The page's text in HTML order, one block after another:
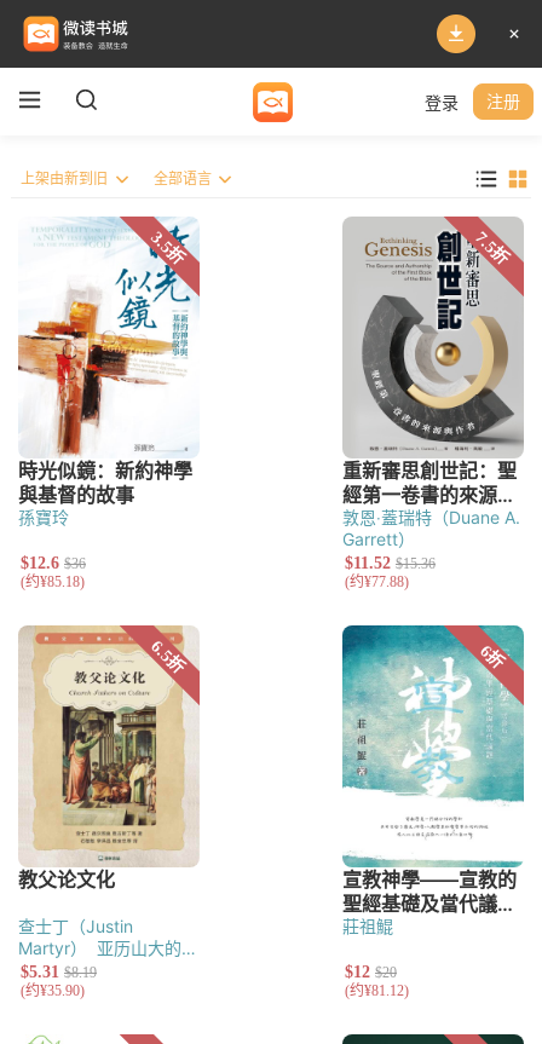
登录 注册
孫寶玲
敦恩‧蓋瑞特（Duane A.
Garrett）
查士丁（Justin
Martyr）
亚历山大的克
莱门（Clement of
Alexandria）
（Tertullian） 奥利金
莊祖鯤